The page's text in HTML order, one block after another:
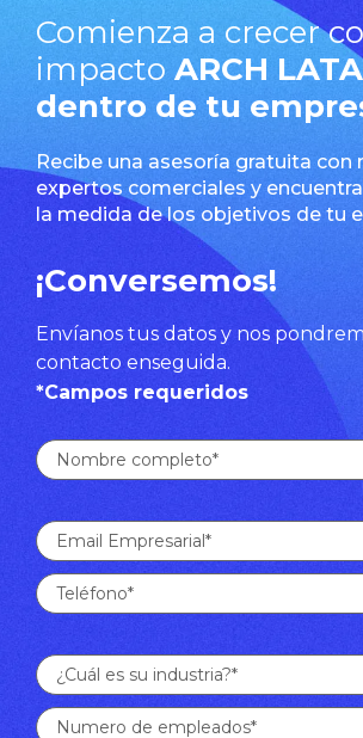
Comienza a crecer
impacto ARCH
dentro de tu
Recibe una asesoría gratuita con
expertos comerciales y
la medida de los objetivos de tu
¡Conversemos!
Envíanos tus datos y nos
contacto enseguida.
*Campos requeridos